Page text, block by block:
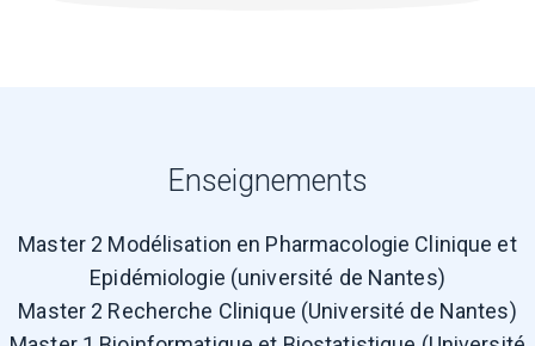
Enseignements
Master 2 Modélisation en Pharmacologie Clinique et
Epidémiologie (université de Nantes)
Master 2 Recherche Clinique (Université de Nantes)